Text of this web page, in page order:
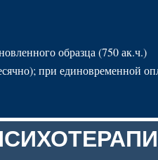
образца (750 ак.ч.)
при единовременной